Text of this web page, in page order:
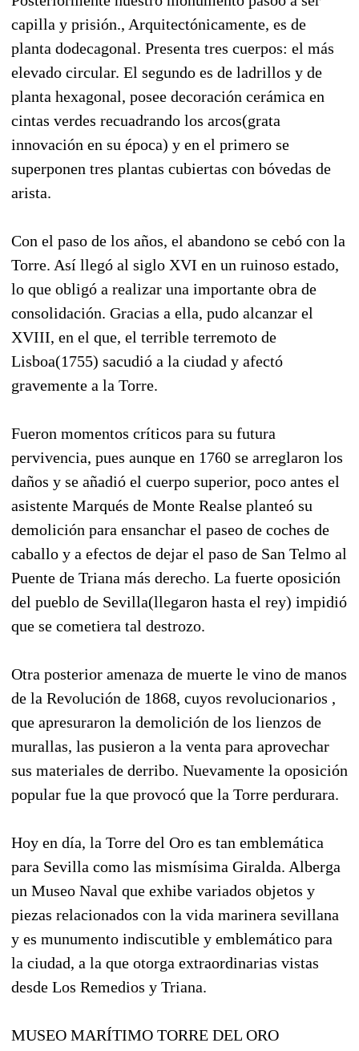
capilla y prisión., Arquitectónicamente, es de
planta dodecagonal. Presenta tres cuerpos: el más
elevado circular. El segundo es de ladrillos y de
planta hexagonal, posee decoración cerámica en
cintas verdes recuadrando los arcos(grata
innovación en su época) y en el primero se
superponen tres plantas cubiertas con bóvedas de
arista.
Con el paso de los años, el abandono se cebó con la
Torre. Así llegó al siglo XVI en un ruinoso estado,
lo que obligó a realizar una importante obra de
consolidación. Gracias a ella, pudo alcanzar el
XVIII, en el que, el terrible terremoto de
Lisboa(1755) sacudió a la ciudad y afectó
gravemente a la Torre.
Fueron momentos críticos para su futura
pervivencia, pues aunque en 1760 se arreglaron los
daños y se añadió el cuerpo superior, poco antes el
asistente Marqués de Monte Realse planteó su
demolición para ensanchar el paseo de coches de
caballo y a efectos de dejar el paso de San Telmo al
Puente de Triana más derecho. La fuerte oposición
del pueblo de Sevilla(llegaron hasta el rey) impidió
que se cometiera tal destrozo.
Otra posterior amenaza de muerte le vino de manos
de la Revolución de 1868, cuyos revolucionarios ,
que apresuraron la demolición de los lienzos de
murallas, las pusieron a la venta para aprovechar
sus materiales de derribo. Nuevamente la oposición
popular fue la que provocó que la Torre perdurara.
Hoy en día, la Torre del Oro es tan emblemática
para Sevilla como las mismísima Giralda. Alberga
un Museo Naval que exhibe variados objetos y
piezas relacionados con la vida marinera sevillana
y es munumento indiscutible y emblemático para
la ciudad, a la que otorga extraordinarias vistas
desde Los Remedios y Triana.
MUSEO MARÍTIMO TORRE DEL ORO